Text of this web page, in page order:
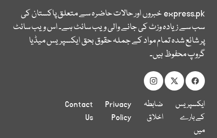
express.pkخبروں اور حالات حاضرہ سے متعلق پاکستان کی
سب سے زیادہ وزٹ کی جانے والی ویب سائٹ ہے۔ اس ویب سائٹ
پر شائع شدہ تمام مواد کے جملہ حقوق بحق ایکسپریس میڈیا
گروپ محفوظ ہیں۔
ایکسپریس
کے بارے
میں
ضابطہ
اخلاق
Privacy
Policy
Contact
Us